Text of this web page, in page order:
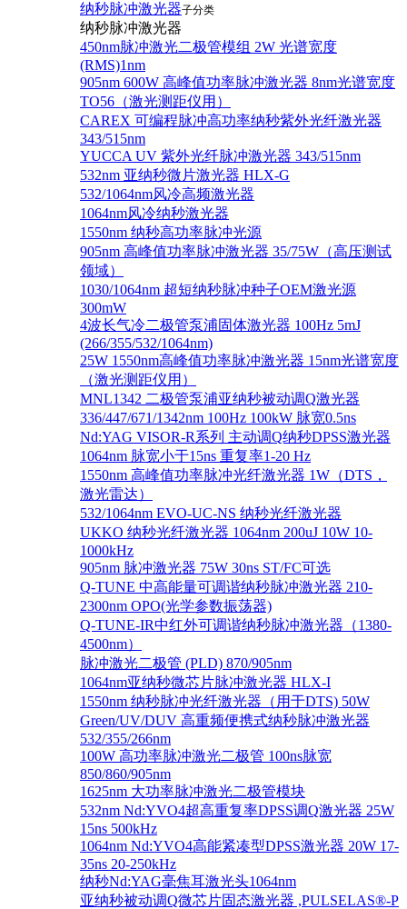
纳秒脉冲激光器子分类
纳秒脉冲激光器
450nm脉冲激光二极管模组 2W 光谱宽度
(RMS)1nm
905nm 600W 高峰值功率脉冲激光器 8nm光谱宽度
TO56（激光测距仪用）
CAREX 可编程脉冲高功率纳秒紫外光纤激光器
343/515nm
YUCCA UV 紫外光纤脉冲激光器 343/515nm
532nm 亚纳秒微片激光器 HLX-G
532/1064nm风冷高频激光器
1064nm风冷纳秒激光器
1550nm 纳秒高功率脉冲光源
905nm 高峰值功率脉冲激光器 35/75W（高压测试
领域）
1030/1064nm 超短纳秒脉冲种子OEM激光源
300mW
4波长气冷二极管泵浦固体激光器 100Hz 5mJ
(266/355/532/1064nm)
25W 1550nm高峰值功率脉冲激光器 15nm光谱宽度
（激光测距仪用）
MNL1342 二极管泵浦亚纳秒被动调Q激光器
336/447/671/1342nm 100Hz 100kW 脉宽0.5ns
Nd:YAG VISOR-R系列 主动调Q纳秒DPSS激光器
1064nm 脉宽小于15ns 重复率1-20 Hz
1550nm 高峰值功率脉冲光纤激光器 1W（DTS，
激光雷达）
532/1064nm EVO-UC-NS 纳秒光纤激光器
UKKO 纳秒光纤激光器 1064nm 200uJ 10W 10-
1000kHz
905nm 脉冲激光器 75W 30ns ST/FC可选
Q-TUNE 中高能量可调谐纳秒脉冲激光器 210-
2300nm OPO(光学参数振荡器)
Q-TUNE-IR中红外可调谐纳秒脉冲激光器（1380-
4500nm）
脉冲激光二极管 (PLD) 870/905nm
1064nm亚纳秒微芯片脉冲激光器 HLX-I
1550nm 纳秒脉冲光纤激光器（用于DTS) 50W
Green/UV/DUV 高重频便携式纳秒脉冲激光器
532/355/266nm
100W 高功率脉冲激光二极管 100ns脉宽
850/860/905nm
1625nm 大功率脉冲激光二极管模块
532nm Nd:YVO4超高重复率DPSS调Q激光器 25W
15ns 500kHz
1064nm Nd:YVO4高能紧凑型DPSS激光器 20W 17-
35ns 20-250kHz
纳秒Nd:YAG毫焦耳激光头1064nm
亚纳秒被动调Q微芯片固态激光器 ,PULSELAS®-P